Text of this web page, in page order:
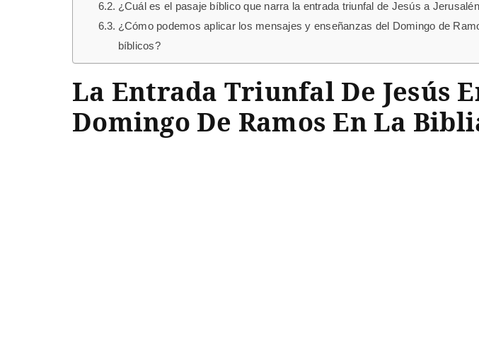
¿Cuál es el pasaje bíblico que narra la entrada triunfal de Jesús a
¿Cómo podemos aplicar los mensajes y enseñanzas del Domingo de
bíblicos?
La Entrada Triunfal De Jesús
Domingo De Ramos En La